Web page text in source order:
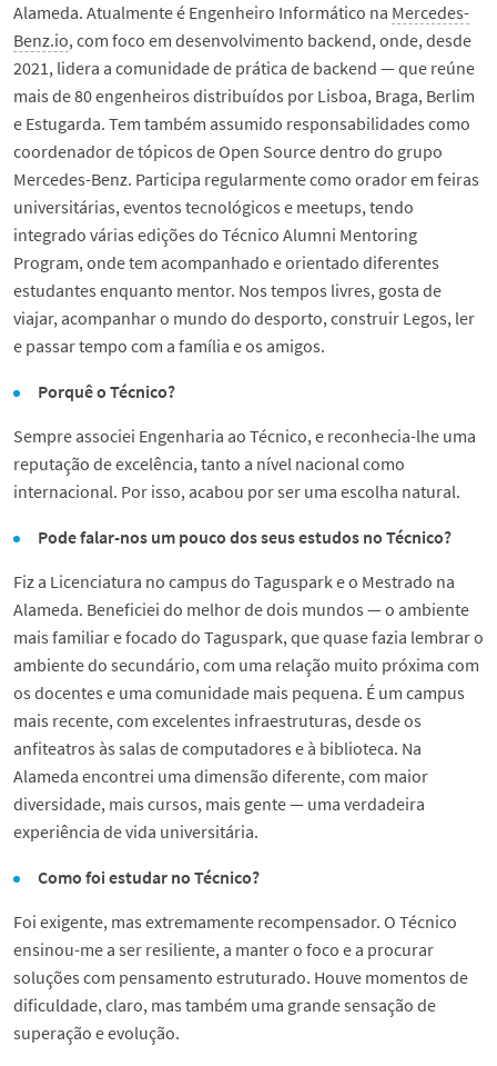
Alameda. Atualmente é Engenheiro Informático na Mercedes-
Benz.io, com foco em desenvolvimento backend, onde, desde
2021, lidera a comunidade de prática de backend — que reúne
mais de 80 engenheiros distribuídos por Lisboa, Braga, Berlim
e Estugarda. Tem também assumido responsabilidades como
coordenador de tópicos de Open Source dentro do grupo
Mercedes-Benz. Participa regularmente como orador em feiras
universitárias, eventos tecnológicos e meetups, tendo
integrado várias edições do Técnico Alumni Mentoring
Program, onde tem acompanhado e orientado diferentes
estudantes enquanto mentor. Nos tempos livres, gosta de
viajar, acompanhar o mundo do desporto, construir Legos, ler
e passar tempo com a família e os amigos.
Porquê o Técnico?
Sempre associei Engenharia ao Técnico, e reconhecia-lhe uma
reputação de excelência, tanto a nível nacional como
internacional. Por isso, acabou por ser uma escolha natural.
Pode falar-nos um pouco dos seus estudos no Técnico?
Fiz a Licenciatura no campus do Taguspark e o Mestrado na
Alameda. Beneficiei do melhor de dois mundos — o ambiente
mais familiar e focado do Taguspark, que quase fazia lembrar o
ambiente do secundário, com uma relação muito próxima com
os docentes e uma comunidade mais pequena. É um campus
mais recente, com excelentes infraestruturas, desde os
anfiteatros às salas de computadores e à biblioteca. Na
Alameda encontrei uma dimensão diferente, com maior
diversidade, mais cursos, mais gente — uma verdadeira
experiência de vida universitária.
Como foi estudar no Técnico?
Foi exigente, mas extremamente recompensador. O Técnico
ensinou-me a ser resiliente, a manter o foco e a procurar
soluções com pensamento estruturado. Houve momentos de
dificuldade, claro, mas também uma grande sensação de
superação e evolução.